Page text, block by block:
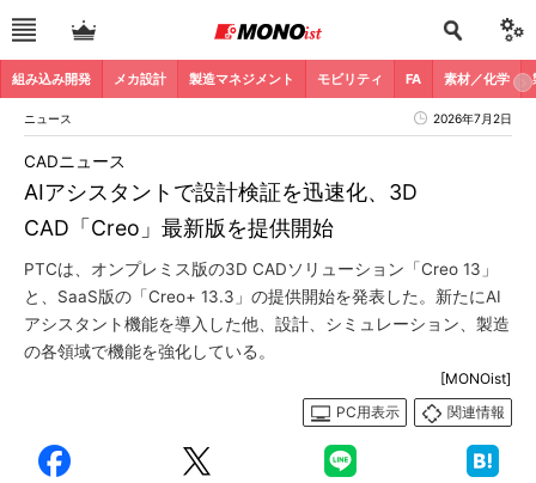
組み込み開発 メカ設計 製造マネジメント モビリティ FA 素材／化学
ニュース 2026年7月2日
AIアシスタントで設計検証を迅速化、3D
CAD「Creo」最新版を提供開始
CADニュース
PTCは、オンプレミス版の3D CADソリューション「Creo 13」
と、SaaS版の「Creo+ 13.3」の提供開始を発表した。新たにAI
アシスタント機能を導入した他、設計、シミュレーション、製造
の各領域で機能を強化している。
[MONOist]
PC用表示
関連情報